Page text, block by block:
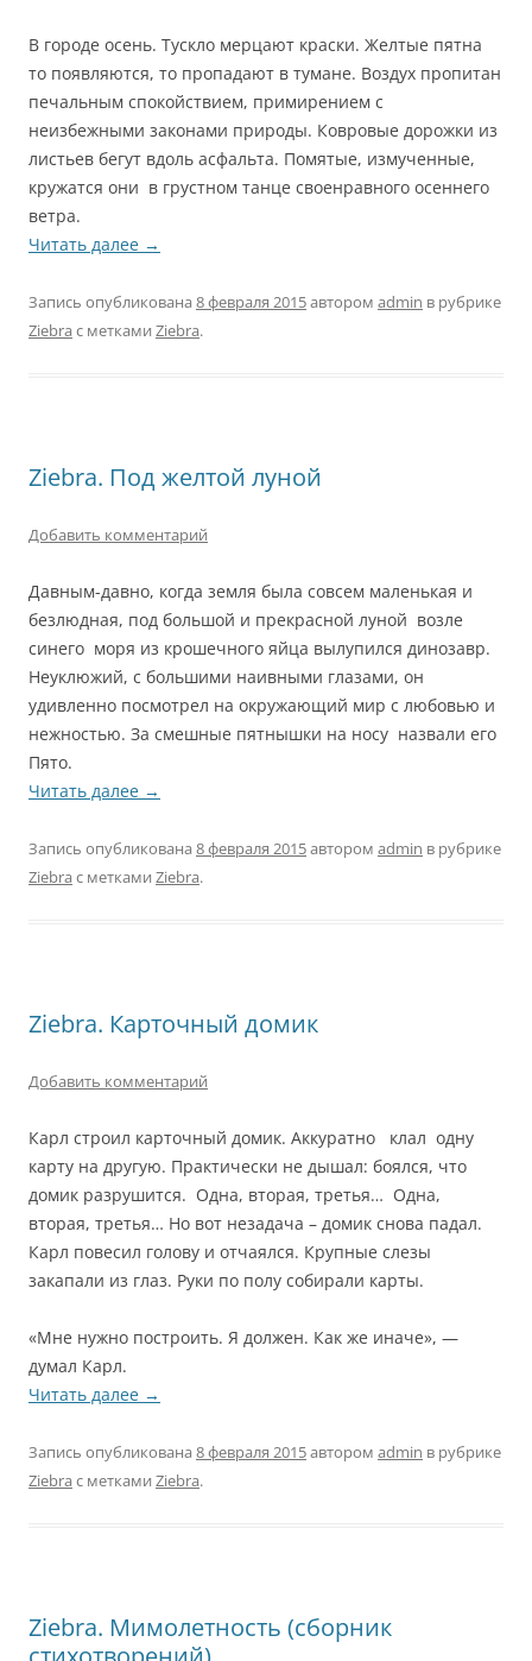
В городе осень. Тускло мерцают краски. Желтые пятна
то появляются, то пропадают в тумане. Воздух пропитан
печальным спокойствием, примирением с
неизбежными законами природы. Ковровые дорожки из
листьев бегут вдоль асфальта. Помятые, измученные,
кружатся они в грустном танце своенравного осеннего
ветра.
Читать далее →
Запись опубликована 8 февраля 2015автором admin в рубрике
Ziebra с метками Ziebra.
Ziebra. Под желтой луной
Добавить комментарий
Давным-давно, когда земля была совсем маленькая и
безлюдная, под большой и прекрасной луной возле
синего моря из крошечного яйца вылупился динозавр.
Неуклюжий, с большими наивными глазами, он
удивленно посмотрел на окружающий мир с любовью и
нежностью. За смешные пятнышки на носу назвали его
Пято.
Читать далее →
Запись опубликована 8 февраля 2015автором admin в рубрике
Ziebra с метками Ziebra.
Ziebra. Карточный домик
Добавить комментарий
Карл строил карточный домик. Аккуратно клал одну
карту на другую. Практически не дышал: боялся, что
домик разрушится. Одна, вторая, третья… Одна,
вторая, третья… Но вот незадача – домик снова падал.
Карл повесил голову и отчаялся. Крупные слезы
закапали из глаз. Руки по полу собирали карты.
«Мне нужно построить. Я должен. Как же иначе», —
думал Карл.
Читать далее →
Запись опубликована 8 февраля 2015автором admin в рубрике
Ziebra с метками Ziebra.
Ziebra. Мимолетность (сборник